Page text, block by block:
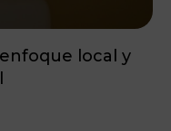
local y